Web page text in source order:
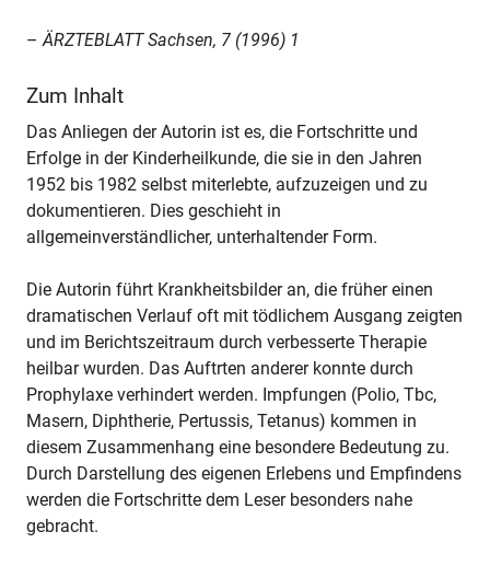
–ÄRZTEBLATT Sachsen, 7 (1996) 1
Zum Inhalt
Das Anliegen der Autorin ist es, die Fortschritte und
Erfolge in der Kinderheilkunde, die sie in den Jahren
1952 bis 1982 selbst miterlebte, aufzuzeigen und zu
dokumentieren. Dies geschieht in
allgemeinverständlicher, unterhaltender Form.
Die Autorin führt Krankheitsbilder an, die früher einen
dramatischen Verlauf oft mit tödlichem Ausgang zeigten
und im Berichtszeitraum durch verbesserte Therapie
heilbar wurden. Das Auftrten anderer konnte durch
Prophylaxe verhindert werden. Impfungen (Polio, Tbc,
Masern, Diphtherie, Pertussis, Tetanus) kommen in
diesem Zusammenhang eine besondere Bedeutung zu.
Durch Darstellung des eigenen Erlebens und Empfindens
werden die Fortschritte dem Leser besonders nahe
gebracht.